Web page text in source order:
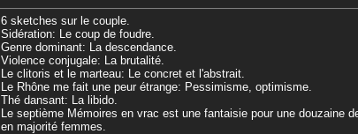
6 sketches sur le couple.
Sidération: Le coup de foudre.
Genre dominant: La descendance.
Violence conjugale: La brutalité.
Le clitoris et le marteau: Le concret et l'abstrait.
Le Rhône me fait une peur étrange: Pessimisme, optimisme.
Thé dansant: La libido.
Le septième Mémoires en vrac est une fantaisie pour une douzaine
en majorité femmes.